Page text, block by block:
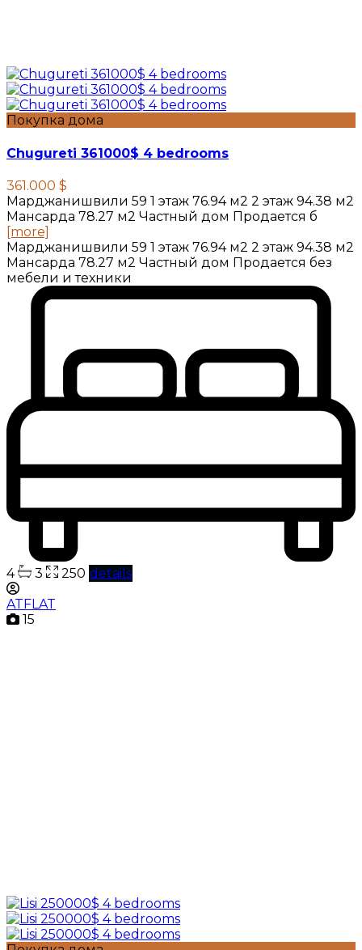
Покупка дома
Chugureti 361000$ 4 bedrooms
361.000 $
Марджанишвили 59 1 этаж 76.94 м2 2 этаж 94.38 м2
Мансарда 78.27 м2 Частный дом Продается б
[more]
Марджанишвили 59 1 этаж 76.94 м2 2 этаж 94.38 м2
Мансарда 78.27 м2 Частный дом Продается без
мебели и техники
4 3 250 details
ATFLAT
15